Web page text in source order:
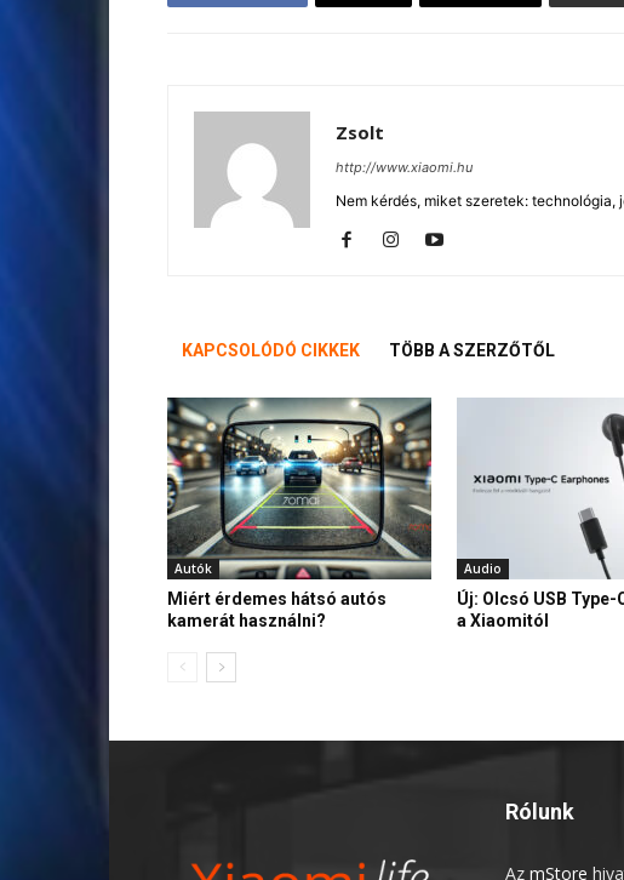
Zsolt
http://www.xiaomi.hu
Nem kérdés, miket szeretek: technológia,
KAPCSOLÓDÓ CIKKEK TÖBB A SZERZŐTŐL
Autók
Miért érdemes hátsó autós
kamerát használni?
Audio
Új: Olcsó USB
a Xiaomitól
Rólunk
Az mStore